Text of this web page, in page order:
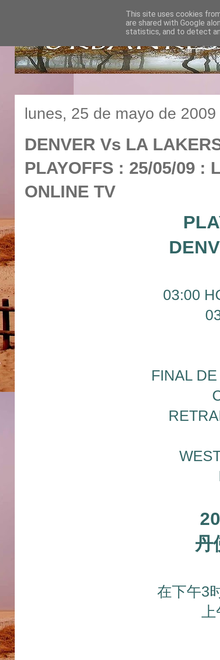
lunes, 25 de mayo de 2009
DENVER Vs LA
PLAYOFFS : 25/05/09 :
ONLINE TV
03:00
FINAL
丹
在下午3
This site uses cookies
are shared with Google
statistics, and to detect